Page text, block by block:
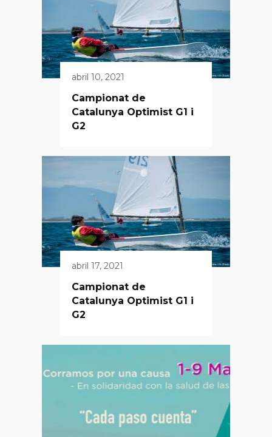
abril 10, 2021
Campionat de
Catalunya Optimist G1 i
G2
abril 17, 2021
Campionat de
Catalunya Optimist G1 i
G2